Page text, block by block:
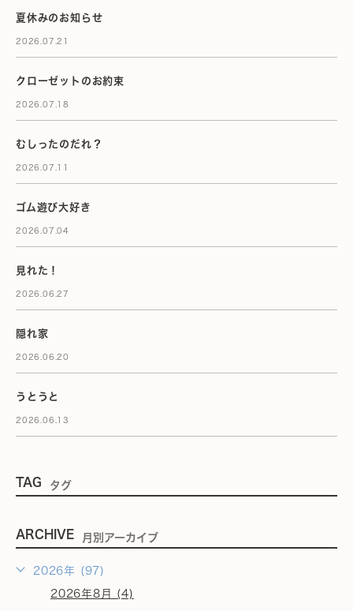
夏休みのお知らせ
2026.07.21
クローゼットのお約束
2026.07.18
むしったのだれ？
2026.07.11
ゴム遊び大好き
2026.07.04
見れた！
2026.06.27
隠れ家
2026.06.20
うとうと
2026.06.13
TAG タグ
ARCHIVE 月別アーカイブ
2026年 (97)
2026年8月 (4)